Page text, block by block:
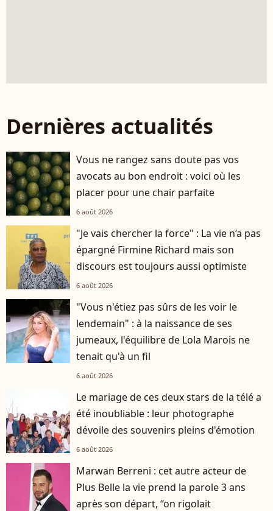
Dernières actualités
Vous ne rangez sans doute pas vos
avocats au bon endroit : voici où les
placer pour une chair parfaite
6 août 2026
"Je vais chercher la force" : La vie n’a pas
épargné Firmine Richard mais son
discours est toujours aussi optimiste
6 août 2026
"Vous n'étiez pas sûrs de les voir le
lendemain" : à la naissance de ses
jumeaux, l'équilibre de Lola Marois ne
tenait qu'à un fil
6 août 2026
Le mariage de ces deux stars de la télé a
été inoubliable : leur photographe
dévoile des souvenirs pleins d'émotion
6 août 2026
Marwan Berreni : cet autre acteur de
Plus Belle la vie prend la parole 3 ans
après son départ, “on rigolait